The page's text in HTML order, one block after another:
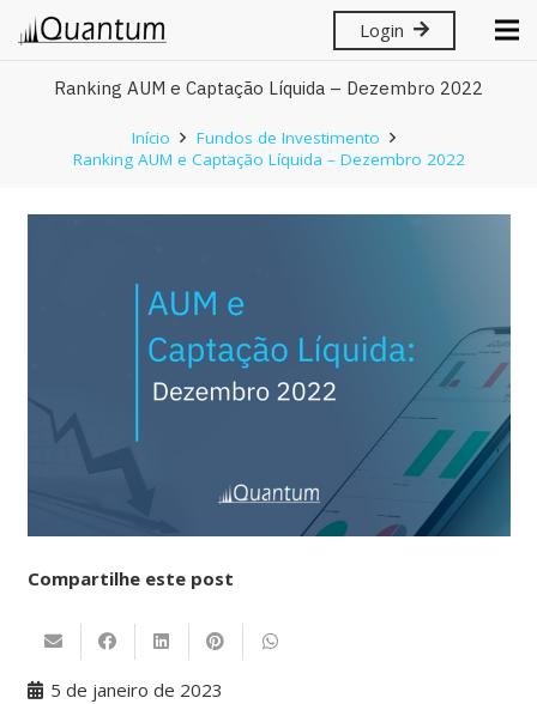
Login
Ranking AUM e Captação Líquida – Dezembro 2022
Início
Fundos de Investimento
Ranking AUM e Captação Líquida – Dezembro 2022
Compartilhe este post
5 de janeiro de 2023